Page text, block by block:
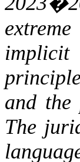
extreme
implicit
and the
The